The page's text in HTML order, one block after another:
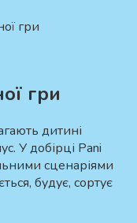
гри
гри
дитині
У добірці Pani
сценаріями
будує, сортує